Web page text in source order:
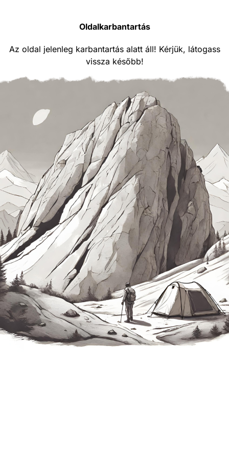
Oldalkarbantartás
Az oldal jelenleg karbantartás alatt áll! Kérjük, látogass
vissza később!